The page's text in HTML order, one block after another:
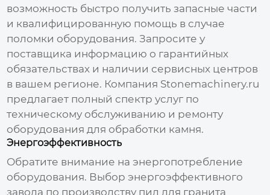
возможность быстро получить запасные части
и квалифицированную помощь в случае
поломки оборудования. Запросите у
поставщика информацию о гарантийных
обязательствах и наличии сервисных центров
в вашем регионе. Компания Stonemachinery.ru
предлагает полный спектр услуг по
техническому обслуживанию и ремонту
оборудования для обработки камня.
Энергоэффективность
Обратите внимание на энергопотребление
оборудования. Выбор энергоэффективного
завода по производству пил для гранита